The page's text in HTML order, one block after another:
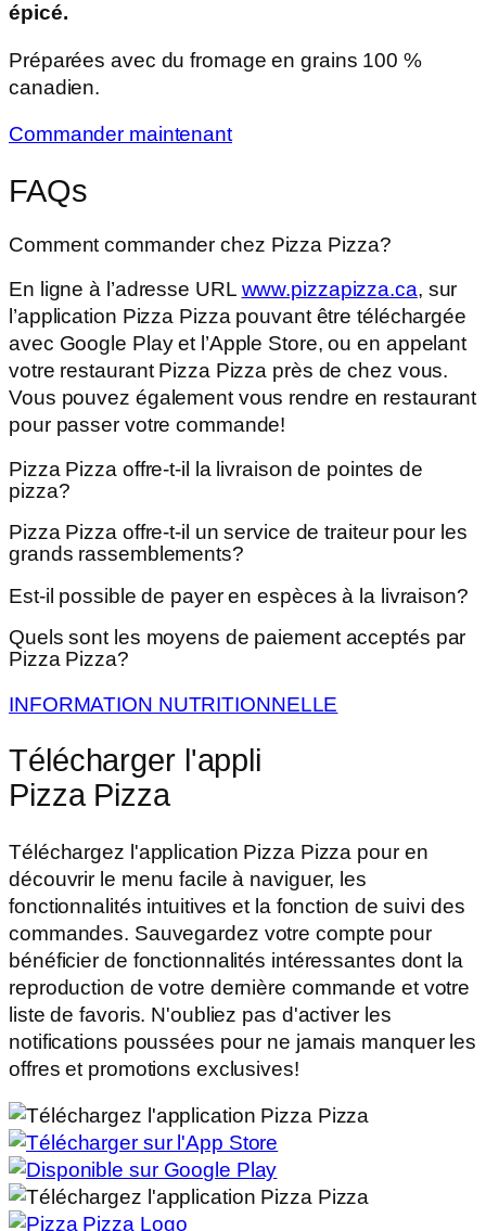
épicé.
Préparées avec du fromage en grains 100 %
canadien.
Commander maintenant
FAQs
Comment commander chez Pizza Pizza?
En ligne à l’adresse URL www.pizzapizza.ca, sur
l’application Pizza Pizza pouvant être téléchargée
avec Google Play et l’Apple Store, ou en appelant
votre restaurant Pizza Pizza près de chez vous.
Vous pouvez également vous rendre en restaurant
pour passer votre commande!
Pizza Pizza offre-t-il la livraison de pointes de
pizza?
Pizza Pizza offre-t-il un service de traiteur pour les
grands rassemblements?
Est-il possible de payer en espèces à la livraison?
Quels sont les moyens de paiement acceptés par
Pizza Pizza?
INFORMATION NUTRITIONNELLE
Télécharger l'appli
Pizza Pizza
Téléchargez l'application Pizza Pizza pour en
découvrir le menu facile à naviguer, les
fonctionnalités intuitives et la fonction de suivi des
commandes. Sauvegardez votre compte pour
bénéficier de fonctionnalités intéressantes dont la
reproduction de votre dernière commande et votre
liste de favoris. N'oubliez pas d'activer les
notifications poussées pour ne jamais manquer les
offres et promotions exclusives!